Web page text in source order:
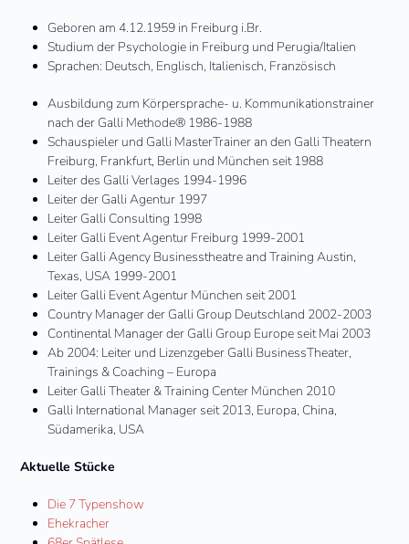
Geboren am 4.12.1959 in Freiburg i.Br.
Studium der Psychologie in Freiburg und Perugia/Italien
Sprachen: Deutsch, Englisch, Italienisch, Französisch
Ausbildung zum Körpersprache- u. Kommunikationstrainer
nach der Galli Methode® 1986-1988
Schauspieler und Galli MasterTrainer an den Galli Theatern
Freiburg, Frankfurt, Berlin und München seit 1988
Leiter des Galli Verlages 1994-1996
Leiter der Galli Agentur 1997
Leiter Galli Consulting 1998
Leiter Galli Event Agentur Freiburg 1999-2001
Leiter Galli Agency Businesstheatre and Training Austin,
Texas, USA 1999-2001
Leiter Galli Event Agentur München seit 2001
Country Manager der Galli Group Deutschland 2002-2003
Continental Manager der Galli Group Europe seit Mai 2003
Ab 2004: Leiter und Lizenzgeber Galli BusinessTheater,
Trainings & Coaching – Europa
Leiter Galli Theater & Training Center München 2010
Galli International Manager seit 2013, Europa, China,
Südamerika, USA
Aktuelle Stücke
Die 7 Typenshow
Ehekracher